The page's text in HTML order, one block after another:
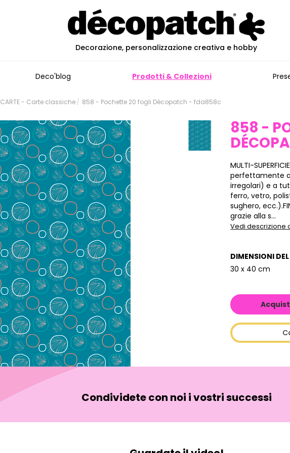
Decorazione, personalizzazione creativa e hobby
Deco'blog Prodotti & Collezioni
CARTE - Carte classiche 858 - Pochette 20 fogli Décopatch - fda858c
858 -
MULTI-
perfettamente
irregolari) e a
ferro, vetro,
sughero,
grazie alla s...
Vedi descrizione
DIMENSIONI
30 x 40 cm
Condividete con noi i vostri successi